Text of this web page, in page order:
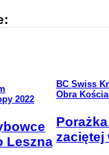
2022
Leszna
BC Swiss
Obra
zaciętej